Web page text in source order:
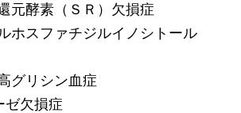
元酵素（ＳＲ）欠損症
ホスファチジルイノシトール
グリシン血症
欠損症